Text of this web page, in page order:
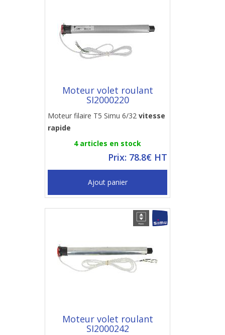
Moteur volet roulant
SI2000220
Moteur filaire T5 Simu 6/32 vitesse
rapide
4 articles en stock
Prix: 78.8€ HT
Ajout panier
Moteur volet roulant
SI2000242